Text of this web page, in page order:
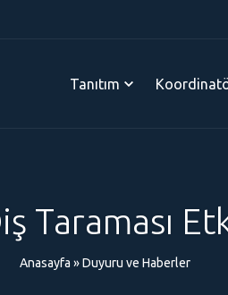
Tanıtım
Taraması
Anasayfa »Duyuru ve Haberler